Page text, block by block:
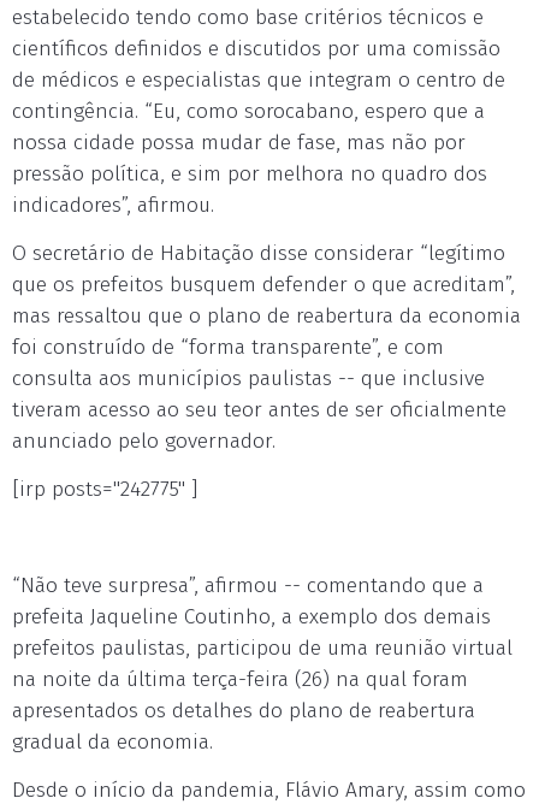
estabelecido tendo como base critérios técnicos e
científicos definidos e discutidos por uma comissão
de médicos e especialistas que integram o centro de
contingência. “Eu, como sorocabano, espero que a
nossa cidade possa mudar de fase, mas não por
pressão política, e sim por melhora no quadro dos
indicadores”, afirmou.
O secretário de Habitação disse considerar “legítimo
que os prefeitos busquem defender o que acreditam”,
mas ressaltou que o plano de reabertura da economia
foi construído de “forma transparente”, e com
consulta aos municípios paulistas -- que inclusive
tiveram acesso ao seu teor antes de ser oficialmente
anunciado pelo governador.
[irp posts="242775" ]
“Não teve surpresa”, afirmou -- comentando que a
prefeita Jaqueline Coutinho, a exemplo dos demais
prefeitos paulistas, participou de uma reunião virtual
na noite da última terça-feira (26) na qual foram
apresentados os detalhes do plano de reabertura
gradual da economia.
Desde o início da pandemia, Flávio Amary, assim como